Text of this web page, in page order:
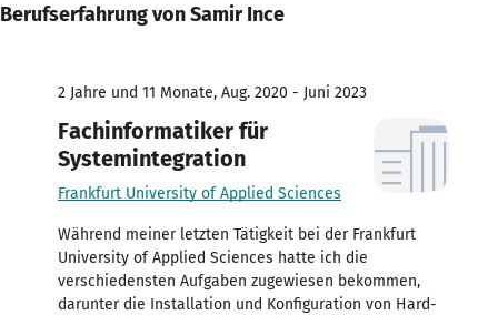
Berufserfahrung von Samir Ince
2 Jahre und 11 Monate, Aug. 2020 - Juni 2023
Fachinformatiker für
Systemintegration
Frankfurt University of Applied Sciences
Während meiner letzten Tätigkeit bei der Frankfurt
University of Applied Sciences hatte ich die
verschiedensten Aufgaben zugewiesen bekommen,
darunter die Installation und Konfiguration von Hard-